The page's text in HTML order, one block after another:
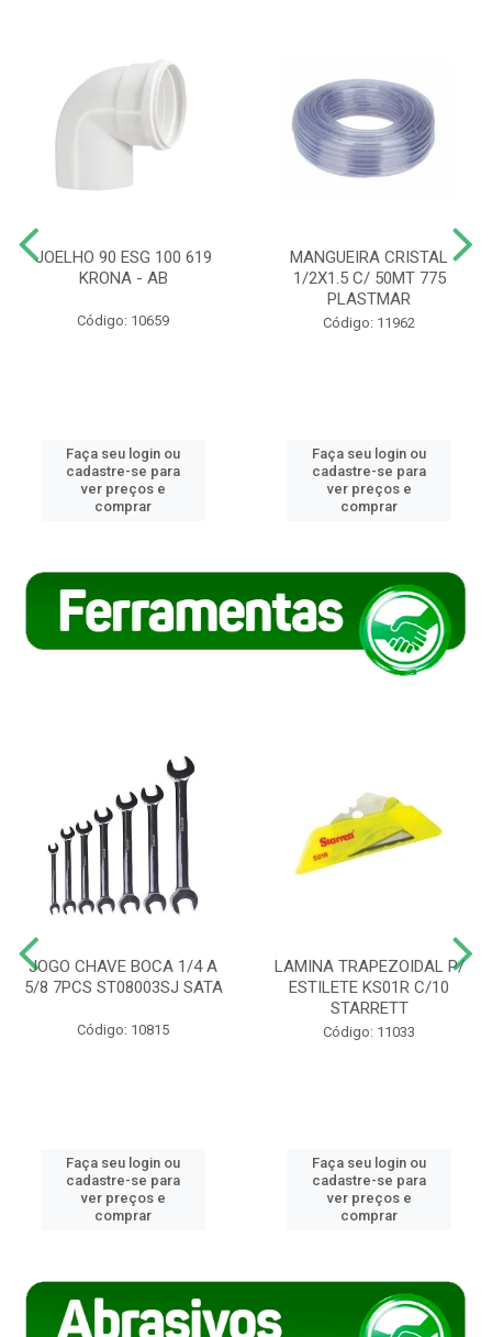
JOELHO 90 ESG 100 619
KRONA - AB
Código: 10659
Faça seu login ou
cadastre-se para
ver preços e
comprar
MANGUEIRA CRISTAL
1/2X1.5 C/ 50MT 775
PLASTMAR
Código: 11962
Faça seu login ou
cadastre-se para
ver preços e
comprar
JOGO CHAVE BOCA 1/4 A
5/8 7PCS ST08003SJ SATA
Código: 10815
Faça seu login ou
cadastre-se para
ver preços e
comprar
LAMINA TRAPEZOIDAL P/
ESTILETE KS01R C/10
STARRETT
Código: 11033
Faça seu login ou
cadastre-se para
ver preços e
comprar